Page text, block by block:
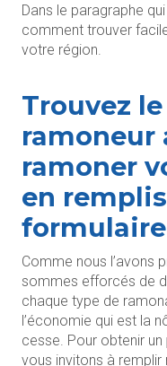
Dans le paragraphe
comment trouver
votre région.
Trouvez
ramoneur
ramoner
en
Comme nous l’avons
sommes efforcés de
chaque type de
l’économie qui est la
cesse. Pour obtenir un
vous invitons à